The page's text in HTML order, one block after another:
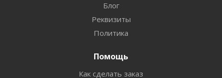
Блог
Реквизиты
Политика
Помощь
Как сделать заказ